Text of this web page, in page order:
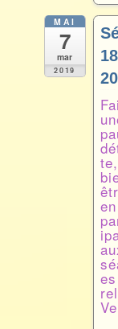
o
MAI
7
mar
2019
te,
en